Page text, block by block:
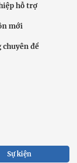
hỗ trợ
mới
chuyên đề
Sự kiện